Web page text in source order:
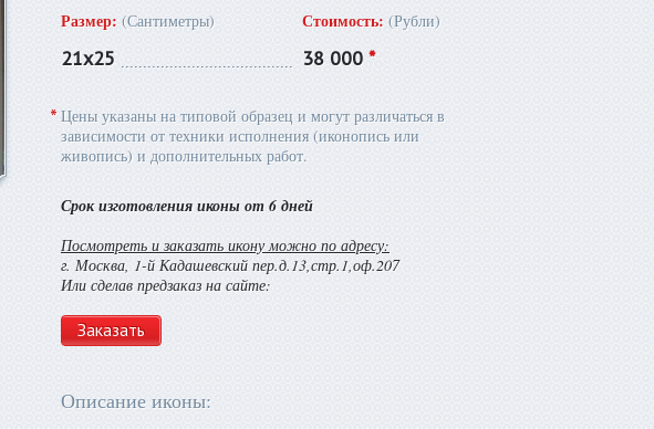
Размер: (Сантиметры) Стоимость: (Рубли)
21х25 38 000 *
* Цены указаны на типовой образец и могут различаться в
зависимости от техники исполнения (иконопись или
живопись) и дополнительных работ.
Срок изготовления иконы от 6 дней
Посмотреть и заказать икону можно по адресу:
г. Москва, 1-й Кадашевский пер.д.13,стр.1,оф.207
Или сделав предзаказ на сайте:
Заказать
Описание иконы: